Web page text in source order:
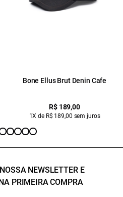
Bone Ellus Brut Denin Cafe
R$ 189,00
1X de R$ 189,00 sem juros
NEWSLETTER E
PRIMEIRA COMPRA